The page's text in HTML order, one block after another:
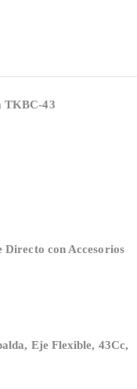
TKBC-43
con Accesorios
Eje Flexible, 43Cc,